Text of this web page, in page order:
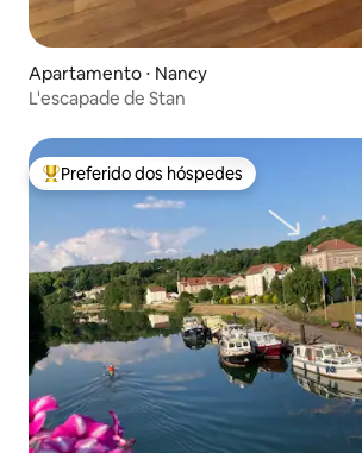
Apartamento ⋅ Nancy
L'escapade de Stan
Entre os melhores preferidos dos
Preferido dos hóspedes